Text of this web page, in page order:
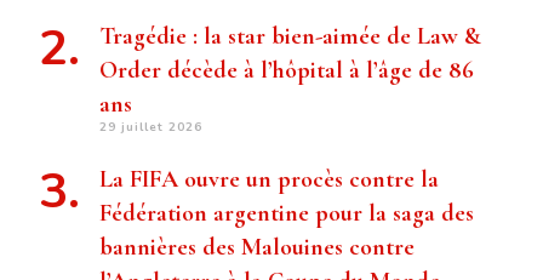
Tragédie : la star bien-aimée de Law &
Order décède à l’hôpital à l’âge de 86
ans
29 juillet 2026
La FIFA ouvre un procès contre la
Fédération argentine pour la saga des
bannières des Malouines contre